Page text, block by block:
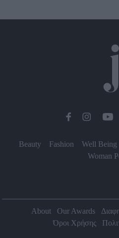
Beauty Fashion Well Being
Woman
About Our Awards
Όροι Χρήσης